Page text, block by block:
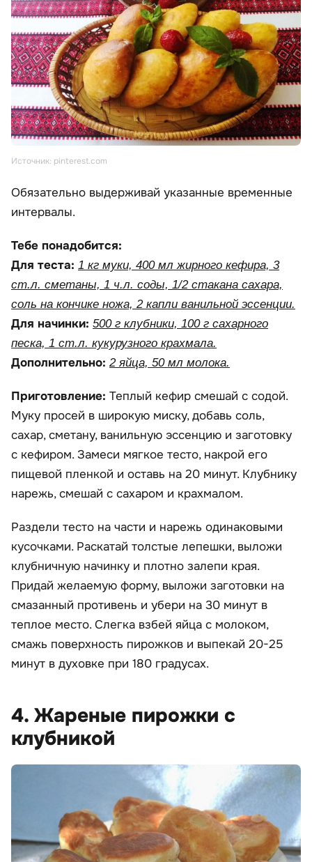
Источник: pinterest.com
Обязательно выдерживай указанные временные
интервалы.
Тебе понадобится:
Для теста: 1 кг муки, 400 мл жирного кефира, 3
ст.л. сметаны, 1 ч.л. соды, 1/2 стакана сахара,
соль на кончике ножа, 2 капли ванильной эссенции.
Для начинки: 500 г клубники, 100 г сахарного
песка, 1 ст.л. кукурузного крахмала.
Дополнительно: 2 яйца, 50 мл молока.
Приготовление: Теплый кефир смешай с содой.
Муку просей в широкую миску, добавь соль,
сахар, сметану, ванильную эссенцию и заготовку
с кефиром. Замеси мягкое тесто, накрой его
пищевой пленкой и оставь на 20 минут. Клубнику
нарежь, смешай с сахаром и крахмалом.
Раздели тесто на части и нарежь одинаковыми
кусочками. Раскатай толстые лепешки, выложи
клубничную начинку и плотно залепи края.
Придай желаемую форму, выложи заготовки на
смазанный противень и убери на 30 минут в
теплое место. Слегка взбей яйца с молоком,
смажь поверхность пирожков и выпекай 20-25
минут в духовке при 180 градусах.
4. Жареные пирожки с
клубникой